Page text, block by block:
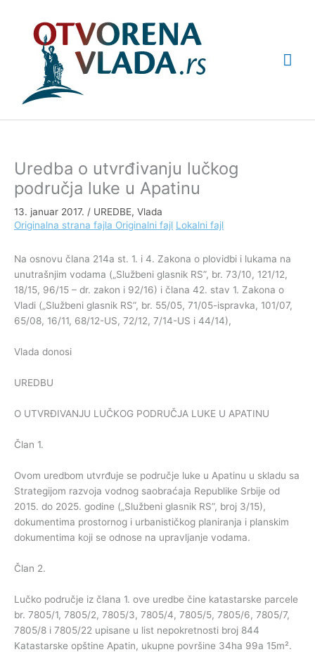
Uredba o utvrđivanju lučkog
područja luke u Apatinu
13. januar 2017. / UREDBE, Vlada
Originalna strana fajla Originalni fajl Lokalni fajl
Na osnovu člana 214a st. 1. i 4. Zakona o plovidbi i lukama na
unutrašnjim vodama („Službeni glasnik RS”, br. 73/10, 121/12,
18/15, 96/15 – dr. zakon i 92/16) i člana 42. stav 1. Zakona o
Vladi („Službeni glasnik RS”, br. 55/05, 71/05-ispravka, 101/07,
65/08, 16/11, 68/12-US, 72/12, 7/14-US i 44/14),
Vlada donosi
UREDBU
O UTVRĐIVANJU LUČKOG PODRUČJA LUKE U APATINU
Član 1.
Ovom uredbom utvrđuje se područje luke u Apatinu u skladu sa
Strategijom razvoja vodnog saobraćaja Republike Srbije od
2015. do 2025. godine („Službeni glasnik RS”, broj 3/15),
dokumentima prostornog i urbanističkog planiranja i planskim
dokumentima koji se odnose na upravljanje vodama.
Član 2.
Lučko područje iz člana 1. ove uredbe čine katastarske parcele
br. 7805/1, 7805/2, 7805/3, 7805/4, 7805/5, 7805/6, 7805/7,
7805/8 i 7805/22 upisane u list nepokretnosti broj 844
Katastarske opštine Apatin, ukupne površine 34ha 99a 15m².